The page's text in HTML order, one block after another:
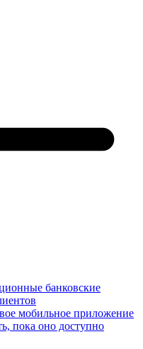
банковские
мобильное приложение
пока оно доступно